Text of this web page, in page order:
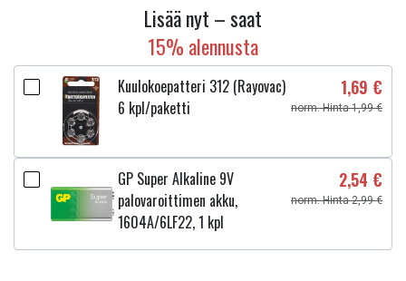
Smartline
20,0 mm
Lue ominaisuuksien merkityksestä
Lisää nyt – saat
15% alennusta
Kuulokoepatteri 312 (Rayovac)
6 kpl/paketti
1,69 €
norm. Hinta 1,99 €
GP Super Alkaline 9V
palovaroittimen akku,
1604A/6LF22, 1 kpl
2,54 €
norm. Hinta 2,99 €